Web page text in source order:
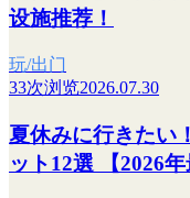
设施推荐！
玩/出门
33次浏览2026.07.30
夏休みに行きたい
ット12選 【2026年